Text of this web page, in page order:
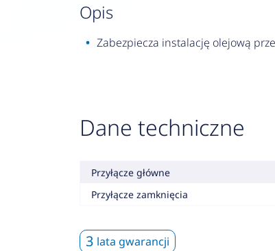
opis
Zabezpiecza instalację olejową
Dane techniczne
Przyłącze główne
Przyłącze zamknięcia
3 lata gwarancji